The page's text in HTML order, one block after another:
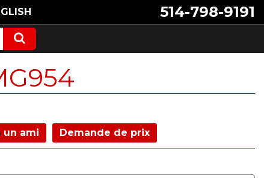
514-798-9191
un ami Demande de prix